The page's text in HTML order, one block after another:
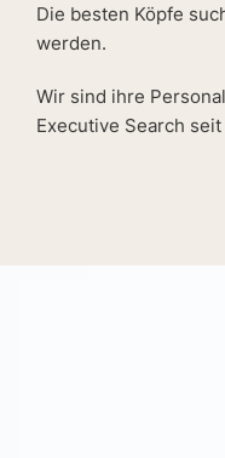
Die besten Köpfe
werden.
Wir sind ihre
Executive Search